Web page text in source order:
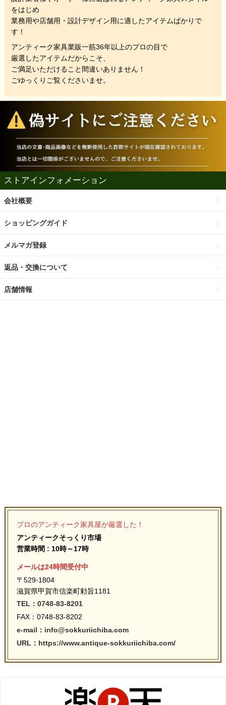
をはじめ
業務用や店舗用・設計デザイン用に適したアイテムばかりで
す！
アンティーク家具業販一筋36年以上のプロの目で
厳選したアイテムだからこそ、
ご満足いただけること間違いありません！
ごゆっくりご覧くださいませ。
ストアインフォメーション
会社概要
ショッピングガイド
メルマガ登録
返品・交換について
店舗情報
プロのアンティーク家具屋が厳選した！
アンティークそっくり市場
営業時間 : 10時～17時
メールは24時間受付中
〒529-1804
滋賀県甲賀市信楽町勅旨1181
TEL：0748-83-8201
FAX：0748-83-8202
e-mail：info@sokkuriichiba.com
URL：https://www.antique-sokkuriichiba.com/